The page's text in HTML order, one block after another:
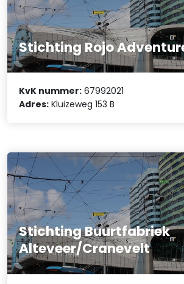
Stichting Rojo
KvK nummer: 67992021
Adres: Kluizeweg 153 B
Stichting Buurtfabriek
Alteveer/Cranevelt